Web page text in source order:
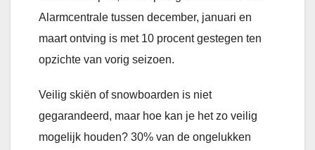
Alarmcentrale tussen december, januari en
maart ontving is met 10 procent gestegen ten
opzichte van vorig seizoen.
Veilig skiën of snowboarden is niet
gegarandeerd, maar hoe kan je het zo veilig
mogelijk houden? 30% van de ongelukken